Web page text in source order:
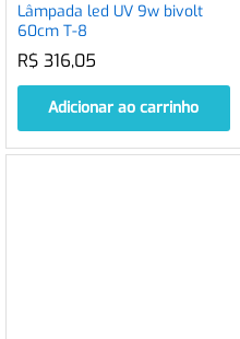
Lâmpada led UV 9w bivolt
60cm T-8
R$ 316,05
Adicionar ao carrinho